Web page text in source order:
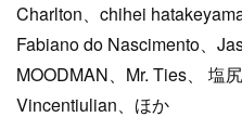
Charlton、chihei
Fabiano do Nascimento、
MOODMAN、Mr. Ties、 塩
Vincentiulian、ほか